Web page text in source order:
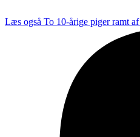
Læs også To 10-årige piger ramt